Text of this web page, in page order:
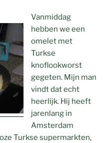
Vanmiddag
hebben we een
omelet met
Turkse
knoflookworst
gegeten. Mijn man
vindt dat echt
heerlijk. Hij heeft
jarenlang in
Amsterdam
Turkse supermarkten,